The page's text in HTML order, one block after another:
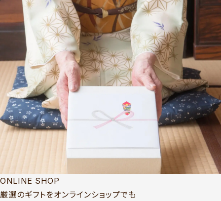
ONLINE SHOP
厳選のギフトをオンラインショップでも